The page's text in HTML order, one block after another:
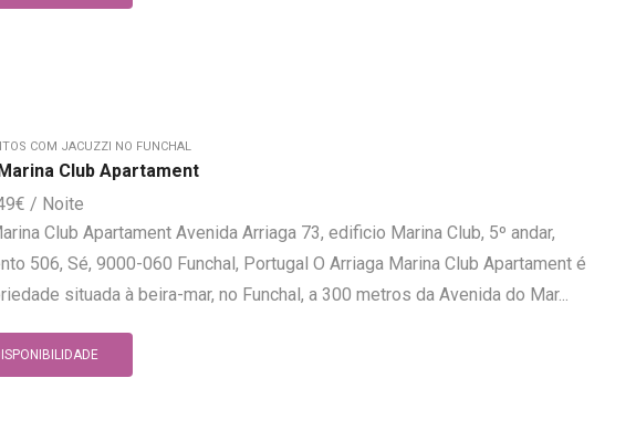
COM JACUZZI NO FUNCHAL
Club Apartament
€
Club Apartament Avenida Arriaga 73, edificio Marina Club, 5º andar,
506, Sé, 9000-060 Funchal, Portugal O Arriaga Marina Club Apartament é
situada à beira-mar, no Funchal, a 300 metros da Avenida do Mar...